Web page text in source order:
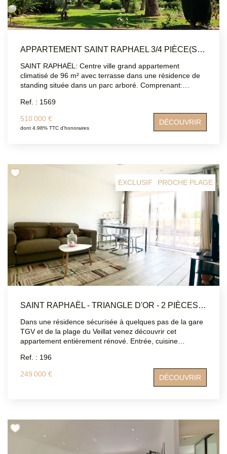
APPARTEMENT SAINT RAPHAEL 3/4 PIÈCE(S) 96 M2
SAINT RAPHAËL: Centre ville grand appartement
climatisé de 96 m² avec terrasse dans une résidence de
standing située dans un parc arboré. Comprenant:
une salle de bain, une salle d'eau, WC indépendant. Une
place de parking et une cave complètent ce bien.
Appartement à remettre au goût du jour. DPE: C
Contacter: ATRIUMSUD 04 94 83 1996 Bernard Loqués:
Ref. : 1569
510 000 €
dont 4.98% TTC d'honoraires
DÉCOUVRIR
EXCLUSIF PROCHE PLAGE
SAINT RAPHAËL - TRIANGLE D'OR - 2 PIÈCES 47 M2
Dans une résidence sécurisée à quelques pas de la gare
TGV et de la plage du Veillat venez découvrir cet
appartement entièrement rénové. Entrée, cuisine
d'eau, WC séparé, deux balcons. Climatisation, double
vitrage, volets électriques . Place de parking en sous
sol,cave. Un véritable tout à pied ! DPE: B Les
informations sur les risques auxquels ce bien est exposé
IMMOBILIER Tel: 04 94 83 19 96 Bernard Loques:
Ref. : 196
249 000 € DÉCOUVRIR